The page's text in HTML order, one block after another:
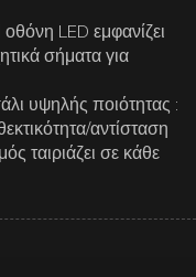
LED εμφανίζει
σήματα για
υψηλής ποιότητας :
αντίσταση
ταιριάζει σε κάθε